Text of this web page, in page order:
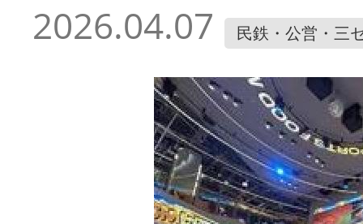
2026.04.07 民鉄・公営・三